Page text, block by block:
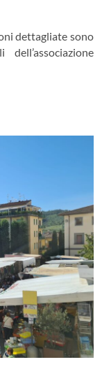
dettagliate sono